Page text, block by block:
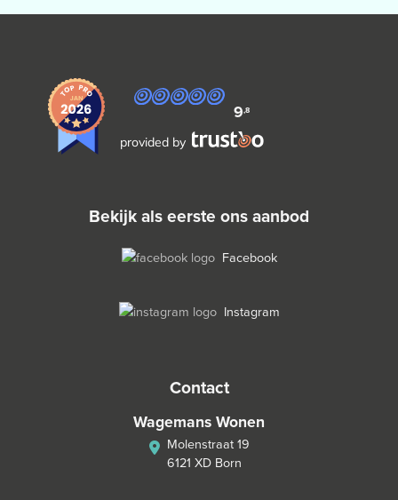
9,8
provided by
bekijk als eerste ons aanbod
Facebook
Instagram
contact
Wagemans Wonen
Molenstraat 19
6121 XD Born